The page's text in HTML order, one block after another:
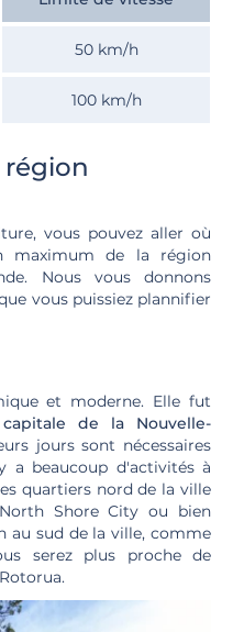
50 km/h
100 km/h
région
vous pouvez aller où
maximum de la région
Nous vous donnons
vous puissiez plannifier
et moderne. Elle fut
de la Nouvelle-
jours sont nécessaires
beaucoup d'activités à
quartiers nord de la ville
Shore City ou bien
au sud de la ville, comme
serez plus proche de